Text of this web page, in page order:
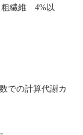
繊維 4%以
での計算代謝カ